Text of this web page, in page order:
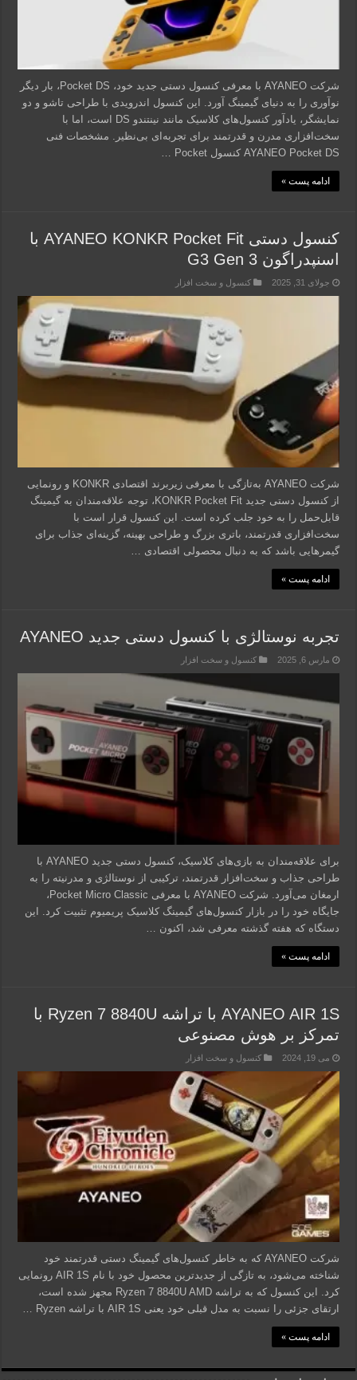
شرکت AYANEO با معرفی کنسول دستی جدید خود، Pocket DS، بار دیگر
نوآوری را به دنیای گیمینگ آورد. این کنسول اندرویدی با طراحی تاشو و دو
نمایشگر، یادآور کنسول‌های کلاسیک مانند نینتندو DS است، اما با
سخت‌افزاری مدرن و قدرتمند برای تجربه‌ای بی‌نظیر. مشخصات فنی
AYANEO Pocket DS کنسول Pocket …
ادامه پست »
کنسول دستی AYANEO KONKR Pocket Fit با
اسنپدراگون G3 Gen 3
جولای 31, 2025 کنسول و سخت افزار
شرکت AYANEO به‌تازگی با معرفی زیربرند اقتصادی KONKR و رونمایی
از کنسول دستی جدید KONKR Pocket Fit، توجه علاقه‌مندان به گیمینگ
قابل‌حمل را به خود جلب کرده است. این کنسول قرار است با
سخت‌افزاری قدرتمند، باتری بزرگ و طراحی بهینه، گزینه‌ای جذاب برای
گیمرهایی باشد که به دنبال محصولی اقتصادی …
ادامه پست »
تجربه نوستالژی با کنسول دستی جدید AYANEO
مارس 6, 2025 کنسول و سخت افزار
برای علاقه‌مندان به بازی‌های کلاسیک، کنسول دستی جدید AYANEO با
طراحی جذاب و سخت‌افزار قدرتمند، ترکیبی از نوستالژی و مدرنیته را به
ارمغان می‌آورد. شرکت AYANEO با معرفی Pocket Micro Classic،
جایگاه خود را در بازار کنسول‌های گیمینگ کلاسیک پریمیوم تثبیت کرد. این
دستگاه که هفته گذشته معرفی شد، اکنون …
ادامه پست »
AYANEO AIR 1S با تراشه Ryzen 7 8840U با
تمرکز بر هوش مصنوعی
می 19, 2024 کنسول و سخت افزار
شرکت AYANEO که به خاطر کنسول‌های گیمینگ دستی قدرتمند خود
شناخته می‌شود، به تازگی از جدیدترین محصول خود با نام AIR 1S رونمایی
کرد. این کنسول که به تراشه Ryzen 7 8840U AMD مجهز شده است،
ارتقای جزئی را نسبت به مدل قبلی خود یعنی AIR 1S با تراشه Ryzen …
ادامه پست »